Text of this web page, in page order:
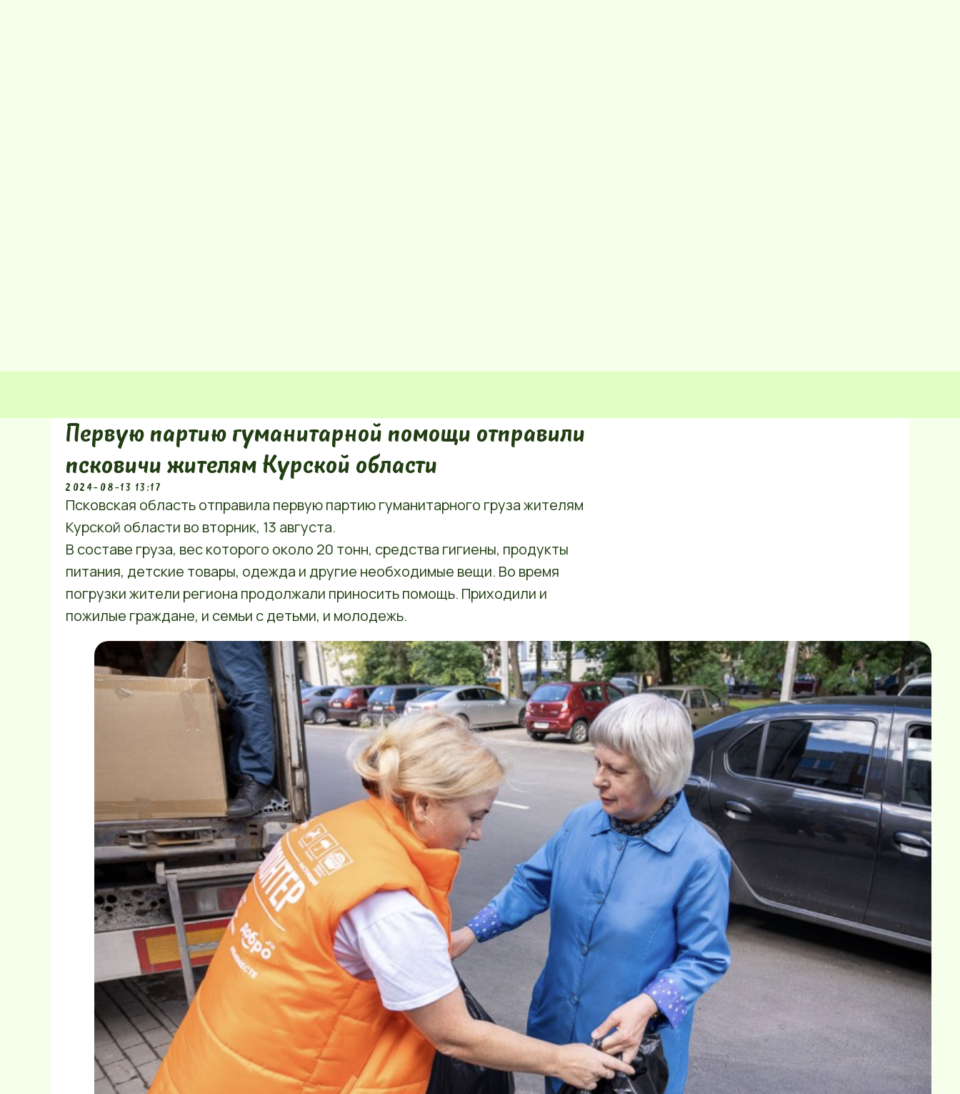
Первую партию гуманитарной помощи отправили
псковичи жителям Курской области
2024-08-13 13:17
Псковская область отправила первую партию гуманитарного груза жителям
Курской области во вторник, 13 августа.
В составе груза, вес которого около 20 тонн, средства гигиены, продукты
питания, детские товары, одежда и другие необходимые вещи. Во время
погрузки жители региона продолжали приносить помощь. Приходили и
пожилые граждане, и семьи с детьми, и молодежь.